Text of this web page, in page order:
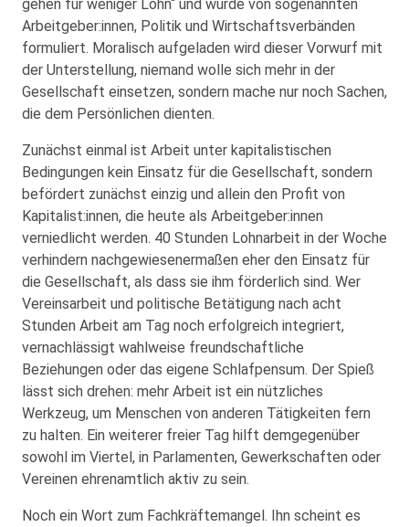
gehen für weniger Lohn“ und wurde von sogenannten
Arbeitgeber:innen, Politik und Wirtschaftsverbänden
formuliert. Moralisch aufgeladen wird dieser Vorwurf mit
der Unterstellung, niemand wolle sich mehr in der
Gesellschaft einsetzen, sondern mache nur noch Sachen,
die dem Persönlichen dienten.
Zunächst einmal ist Arbeit unter kapitalistischen
Bedingungen kein Einsatz für die Gesellschaft, sondern
befördert zunächst einzig und allein den Profit von
Kapitalist:innen, die heute als Arbeitgeber:innen
verniedlicht werden. 40 Stunden Lohnarbeit in der Woche
verhindern nachgewiesenermaßen eher den Einsatz für
die Gesellschaft, als dass sie ihm förderlich sind. Wer
Vereinsarbeit und politische Betätigung nach acht
Stunden Arbeit am Tag noch erfolgreich integriert,
vernachlässigt wahlweise freundschaftliche
Beziehungen oder das eigene Schlafpensum. Der Spieß
lässt sich drehen: mehr Arbeit ist ein nützliches
Werkzeug, um Menschen von anderen Tätigkeiten fern
zu halten. Ein weiterer freier Tag hilft demgegenüber
sowohl im Viertel, in Parlamenten, Gewerkschaften oder
Vereinen ehrenamtlich aktiv zu sein.
Noch ein Wort zum Fachkräftemangel. Ihn scheint es